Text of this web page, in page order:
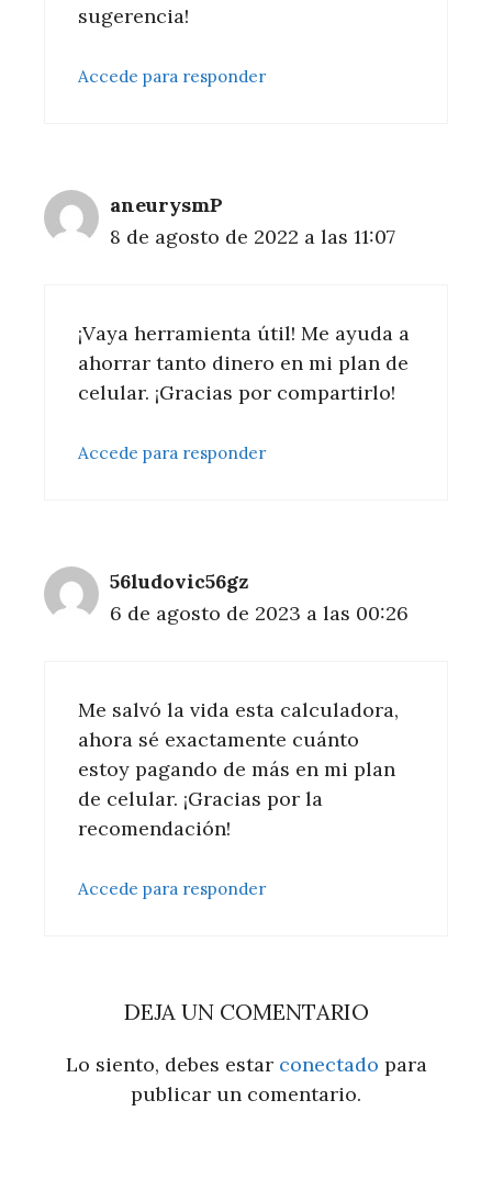
sugerencia!
Accede para responder
aneurysmP
8 de agosto de 2022 a las 11:07
¡Vaya herramienta útil! Me ayuda a
ahorrar tanto dinero en mi plan de
celular. ¡Gracias por compartirlo!
Accede para responder
56ludovic56gz
6 de agosto de 2023 a las 00:26
Me salvó la vida esta calculadora,
ahora sé exactamente cuánto
estoy pagando de más en mi plan
de celular. ¡Gracias por la
recomendación!
Accede para responder
DEJA UN COMENTARIO
Lo siento, debes estar conectado para
publicar un comentario.